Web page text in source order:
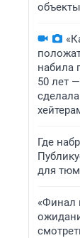
набила
50 лет
Где
для
«Финал